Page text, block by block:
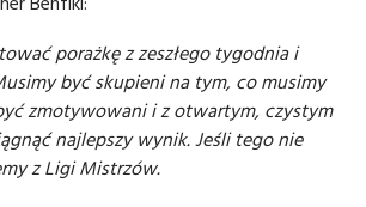
porażkę z zeszłego tygodnia i
być skupieni na tym, co musimy
zmotywowani i z otwartym, czystym
najlepszy wynik. Jeśli tego nie
z Ligi Mistrzów.